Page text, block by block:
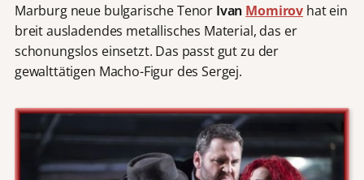
Marburg neue bulgarische Tenor Ivan Momirov hat ein
breit ausladendes metallisches Material, das er
schonungslos einsetzt. Das passt gut zu der
gewalttätigen Macho-Figur des Sergej.